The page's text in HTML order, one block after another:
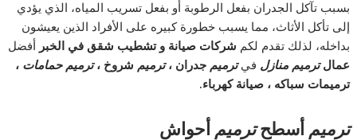
بسبب تآكل الجدران بفعل الرطوبة أو بفعل تسريب المياه، الذي يؤدي
إلى تأكل الأثاث، مما يسبب خطورة كبيره على الأفراد الذين يعيشون
بداخله، لذلك تقدم لكم شركات صيانة و تشطيب شقق في الخبر أفضل
عمالترميم منازل فيترميم جدران ،ترميم شروخ ،ترميم حمامات ،
ترميمات سباكه ، صيانة كهرباء.
ترميم أسطحترميم أحواش